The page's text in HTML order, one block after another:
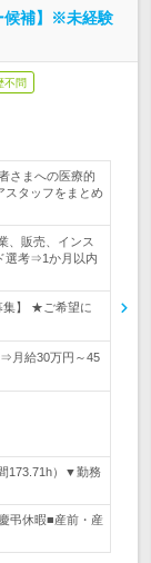
候補】※未経験
不問
さまへの医療的
スタッフをまとめ
、販売、インス
選考⇒1か月以内
集】 ★ご希望に
⇒月給30万円～45
173.71h）▼勤務
弔休暇■産前・産